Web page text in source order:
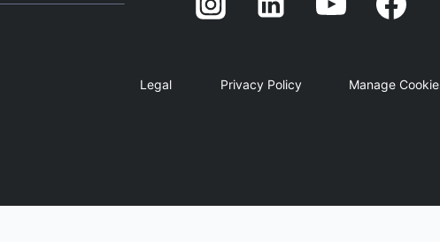
Legal Privacy Policy Manage